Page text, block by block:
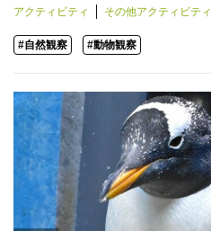
アクティビティ その他アクティビティ
#自然観察 #動物観察